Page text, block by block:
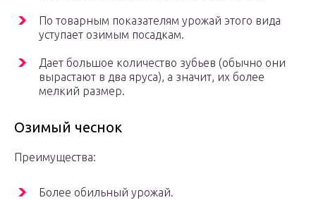
По товарным показателям урожай этого вида
уступает озимым посадкам.
Дает большое количество зубьев (обычно они
вырастают в два яруса), а значит, их более
мелкий размер.
Озимый чеснок
Преимущества:
Более обильный урожай.